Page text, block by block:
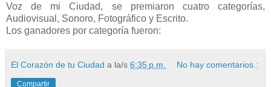
Voz de mi Ciudad, se premiaron cuatro categorías,
Audiovisual, Sonoro, Fotográfico y Escrito.
Los ganadores por categoría fueron:
El Corazón de tu Ciudad a la/s 6:35 p.m. No hay comentarios.:
Compartir